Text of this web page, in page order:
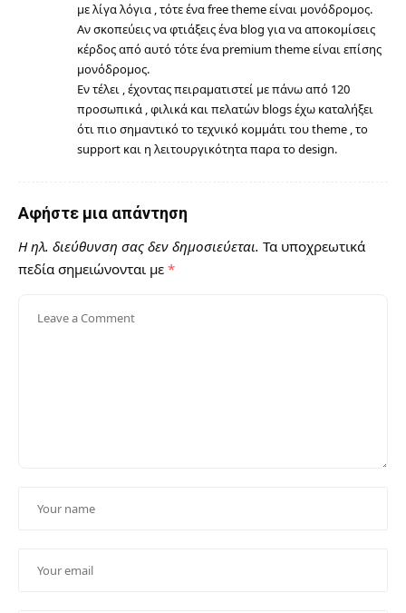
με λίγα λόγια , τότε ένα free theme είναι μονόδρομος.
Αν σκοπεύεις να φτιάξεις ένα blog για να αποκομίσεις
κέρδος από αυτό τότε ένα premium theme είναι επίσης
μονόδρομος.
Εν τέλει , έχοντας πειραματιστεί με πάνω από 120
προσωπικά , φιλικά και πελατών blogs έχω καταλήξει
ότι πιο σημαντικό το τεχνικό κομμάτι του theme , το
support και η λειτουργικότητα παρα το design.
Αφήστε μια απάντηση
Η ηλ. διεύθυνση σας δεν δημοσιεύεται. Τα υποχρεωτικά
πεδία σημειώνονται με *